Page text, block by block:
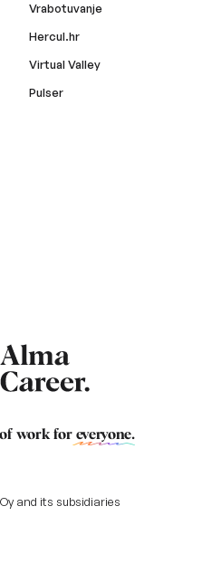
Vrabotuvanje
Hercul.hr
Virtual Valley
Pulser
work for everyone.
and its subsidiaries